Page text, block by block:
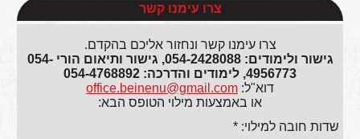
צרו עימנו קשר
צרו עימנו קשר ונחזור אליכם בהקדם.
גישור ולימודים: 054-2428088, גישור ותיאום הורי 054-
4956773, לימודים והדרכה: 054-4768892
דוא"ל: office.beinenu@gmail.com
או באמצעות מילוי הטופס הבא:
שדות חובה למילוי: *